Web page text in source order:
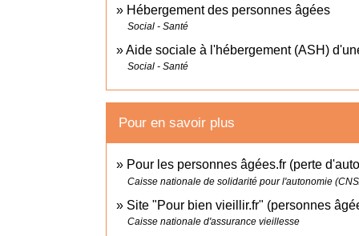
Hébergement des personnes âgées
Social - Santé
Aide sociale à l'hébergement (ASH)
Social - Santé
Pour en savoir plus
Pour les personnes âgées.fr (perte
Caisse nationale de solidarité pour l'autonomie
Site "Pour bien vieillir.fr" (personnes
Caisse nationale d'assurance vieillesse